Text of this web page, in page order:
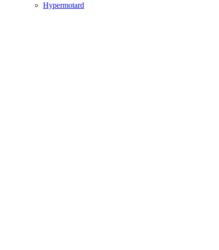
Hypermotard